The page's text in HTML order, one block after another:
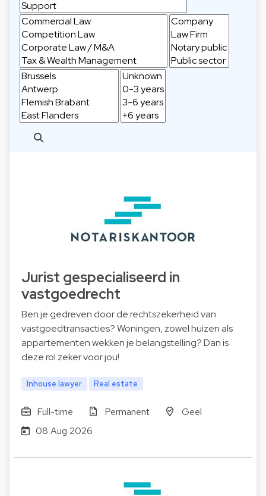
Jurist gespecialiseerd in
vastgoedrecht
Ben je gedreven door de rechtszekerheid van
vastgoedtransacties? Woningen, zowel huizen als
appartementen wekken je belangstelling? Dan is
deze rol zeker voor jou!
Inhouse lawyer Real estate
Full-time Permanent
Geel
08 Aug 2026